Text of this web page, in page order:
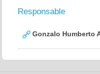
Responsable
Gonzalo Humberto